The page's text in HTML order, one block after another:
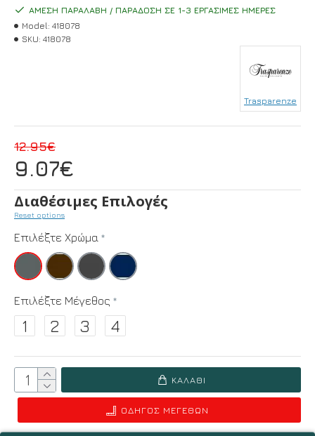
9.07€
12.95€
ΆΜΕΣΗ ΠΑΡΑΛΑΒΉ / ΠΑΡΆΔΟΣΗ ΣΕ 1-3 ΕΡΓΆΣΙΜΕΣ ΗΜΈΡΕΣ
Model: 418078
SKU: 418078
Trasparenze
Διαθέσιμες Επιλογές
Reset options
Επιλέξτε Χρώμα
Επιλέξτε Μέγεθος
1 2 3 4
ΚΑΛΆΘΙ
ΟΔΗΓΌΣ ΜΕΓΕΘΏΝ